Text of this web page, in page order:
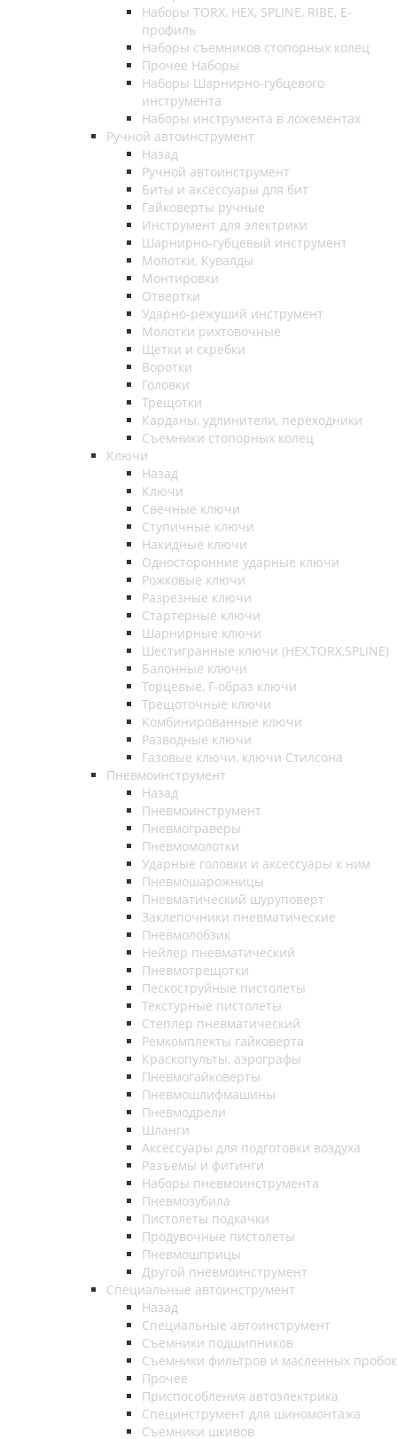
Наборы TORX, HEX, SPLINE, RIBE, E-
профиль
Наборы съемников стопорных колец
Прочее Наборы
Наборы Шарнирно-губцевого
инструмента
Наборы инструмента в ложементах
Ручной автоинструмент
Назад
Ручной автоинструмент
Биты и аксессуары для бит
Гайковерты ручные
Инструмент для электрики
Шарнирно-губцевый инструмент
Молотки, Кувалды
Монтировки
Отвертки
Ударно-режуший инструмент
Молотки рихтовочные
Щетки и скребки
Воротки
Головки
Трещотки
Карданы, удлинители, переходники
Съемники стопорных колец
Ключи
Назад
Ключи
Свечные ключи
Ступичные ключи
Накидные ключи
Односторонние ударные ключи
Рожковые ключи
Разрезные ключи
Стартерные ключи
Шарнирные ключи
Шестигранные ключи (HEX,TORX,SPLINE)
Балонные ключи
Торцевые, Г-образ ключи
Трещоточные ключи
Комбинированные ключи
Разводные ключи
Газовые ключи, ключи Стилсона
Пневмоинструмент
Назад
Пневмоинструмент
Пневмограверы
Пневмомолотки
Ударные головки и аксессуары к ним
Пневмошарожницы
Пневматический шуруповерт
Заклепочники пневматические
Пневмолобзик
Нейлер пневматический
Пневмотрещотки
Пескоструйные пистолеты
Текстурные пистолеты
Степлер пневматический
Ремкомплекты гайковерта
Краскопульты, аэрографы
Пневмогайковерты
Пневмошлифмашины
Пневмодрели
Шланги
Аксессуары для подготовки воздуха
Разъемы и фитинги
Наборы пневмоинструмента
Пневмозубила
Пистолеты подкачки
Продувочные пистолеты
Пневмошприцы
Другой пневмоинструмент
Специальные автоинструмент
Назад
Специальные автоинструмент
Съемники подшипников
Съемники фильтров и масленных пробок
Прочее
Приспособления автоэлектрика
Специнструмент для шиномонтажа
Съемники шкивов